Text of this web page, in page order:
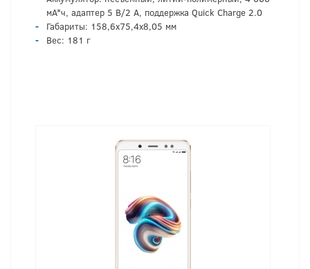
мА*ч, адаптер 5 В/2 А, поддержка Quick Charge 2.0
Габариты: 158,6х75,4х8,05 мм
Вес: 181 г